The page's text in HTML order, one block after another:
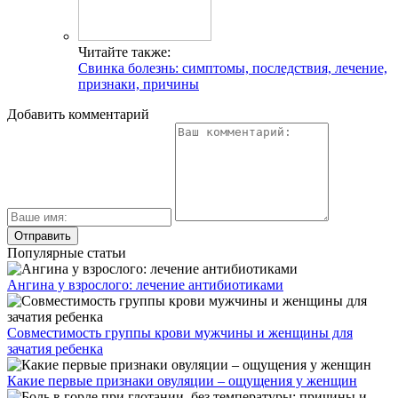
Читайте также:
Свинка болезнь: симптомы, последствия, лечение,
признаки, причины
Добавить комментарий
Популярные статьи
Ангина у взрослого: лечение антибиотиками
Совместимость группы крови мужчины и женщины для
зачатия ребенка
Какие первые признаки овуляции – ощущения у женщин